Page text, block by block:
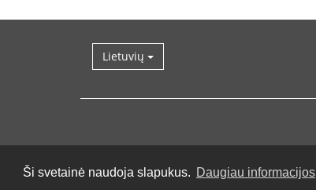
Ši svetainė naudoja slapukus. Daugiau informacijos
Lietuvių